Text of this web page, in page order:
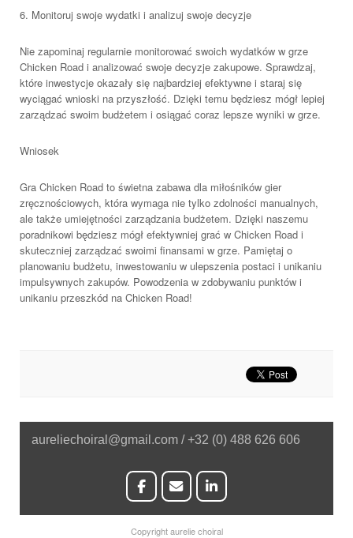
6. Monitoruj swoje wydatki i analizuj swoje decyzje
Nie zapominaj regularnie monitorować swoich wydatków w grze
Chicken Road i analizować swoje decyzje zakupowe. Sprawdzaj,
które inwestycje okazały się najbardziej efektywne i staraj się
wyciągać wnioski na przyszłość. Dzięki temu będziesz mógł lepiej
zarządzać swoim budżetem i osiągać coraz lepsze wyniki w grze.
Wniosek
Gra Chicken Road to świetna zabawa dla miłośników gier
zręcznościowych, która wymaga nie tylko zdolności manualnych,
ale także umiejętności zarządzania budżetem. Dzięki naszemu
poradnikowi będziesz mógł efektywniej grać w Chicken Road i
skuteczniej zarządzać swoimi finansami w grze. Pamiętaj o
planowaniu budżetu, inwestowaniu w ulepszenia postaci i unikaniu
impulsywnych zakupów. Powodzenia w zdobywaniu punktów i
unikaniu przeszkód na Chicken Road!
aureliechoiral@gmail.com / +32 (0) 488 626 606
Copyright aurelie choiral